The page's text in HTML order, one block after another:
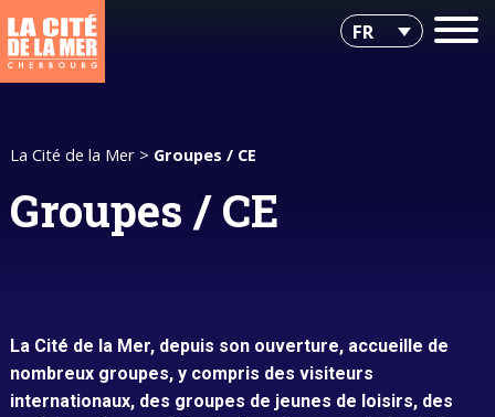
FR
La Cité de la Mer> Groupes / CE
Groupes / CE
La Cité de la Mer, depuis son ouverture, accueille de
nombreux groupes, y compris des visiteurs
internationaux, des groupes de jeunes de loisirs, des